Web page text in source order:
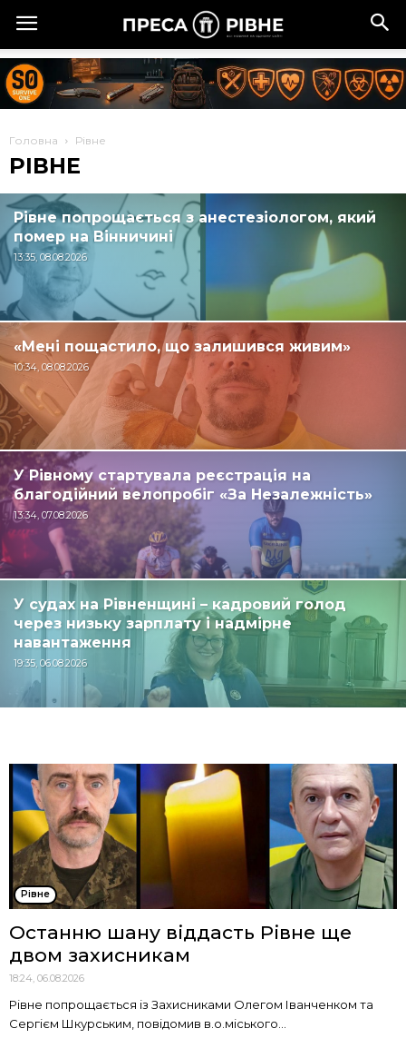
Головна Рівне
РІВНЕ
Рівне попрощається з анестезіологом, який
помер на Вінничині
13:35, 08.08.2026
«Мені пощастило, що залишився живим»
10:34, 08.08.2026
У Рівному стартувала реєстрація на
благодійний велопробіг «За Незалежність»
13:34, 07.08.2026
У судах на Рівненщині – кадровий голод
через низьку зарплату і надмірне
навантаження
19:35, 06.08.2026
Рівне
Останню шану віддасть Рівне ще
двом захисникам
18:24, 06.08.2026
Рівне попрощається із Захисниками Олегом Іванченком та
Сергієм Шкурським, повідомив в.о.міського...